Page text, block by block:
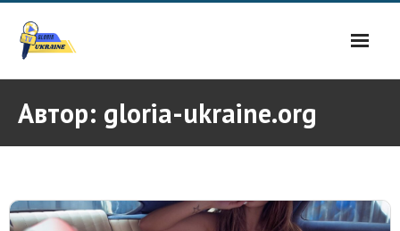
content
Автор: gloria-ukraine.org